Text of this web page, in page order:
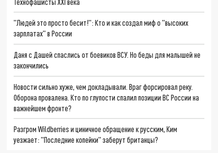
"Людей это просто бесит!": Кто и как создал миф о "высоких
зарплатах" в России
Даня с Дашей спаслись от боевиков ВСУ. Но беды для малышей не
закончились
Новости сильно хуже, чем докладывали. Враг форсировал реку.
Оборона провалена. Кто по глупости спалил позиции ВС России на
важнейшем фронте?
Разгром Wildberries и циничное обращение к русским, Ким
уезжает: "Последние копейки" заберут британцы?